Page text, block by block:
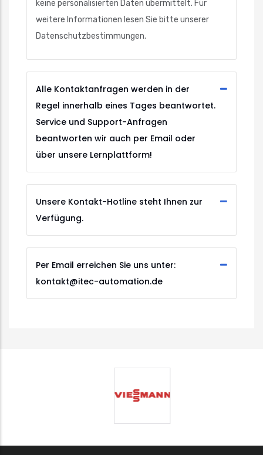
keine personalisierten Daten übermittelt. Für
weitere Informationen lesen Sie bitte unserer
Datenschutzbestimmungen.
Alle Kontaktanfragen werden in der
Regel innerhalb eines Tages beantwortet.
Service und Support-Anfragen
beantworten wir auch per Email oder
über unsere Lernplattform!
Unsere Kontakt-Hotline steht Ihnen zur
Verfügung.
Per Email erreichen Sie uns unter:
kontakt@itec-automation.de